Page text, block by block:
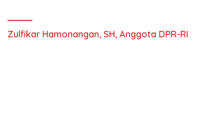
Zulfikar Hamonangan, SH, Anggota DPR-RI